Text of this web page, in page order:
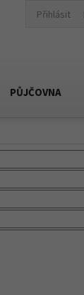
Přihlásit
PŮJČOVNA